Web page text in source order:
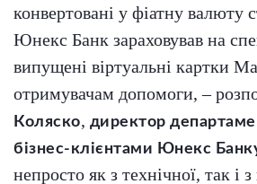
конвертовані у фіатну валюту
Юнекс Банк зараховував на
випущені віртуальні картки
отримувачам допомоги, –
Коляско, директор
бізнес-клієнтами Юнекс
непросто як з технічної, так і